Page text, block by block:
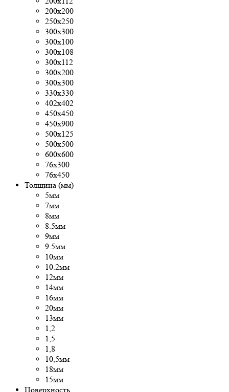
200х200
250х250
300x300
300х100
300х108
300х112
300х200
300х300
330х330
402х402
450х450
450х900
500x125
500х500
600х600
76х300
76х450
Толщина (мм)
5мм
7мм
8мм
8.5мм
9мм
9.5мм
10мм
10.2мм
12мм
14мм
16мм
20мм
13мм
1,2
1,5
1,8
10,5мм
18мм
15мм
Поверхность